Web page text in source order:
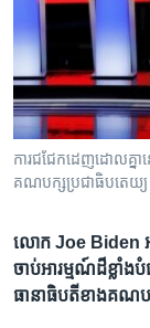
សម្ព័ន្ធ​
និង​
ចូល​
ទៅ​
កាន់​
ទំព័រ​
រក
Khmer English
បណ្តាញ​សង្គម
ការ​ជជែក​ដេញ​ដោល​គ្នា​
គណបក្ស​ប្រជាធិបតេយ្យ
លោក​ Joe Biden​ អ
ចាប់​អារម្មណ៍​ដ៏​ខ្លាំង​
ធា​នាធិបតី​ខាង​គណប